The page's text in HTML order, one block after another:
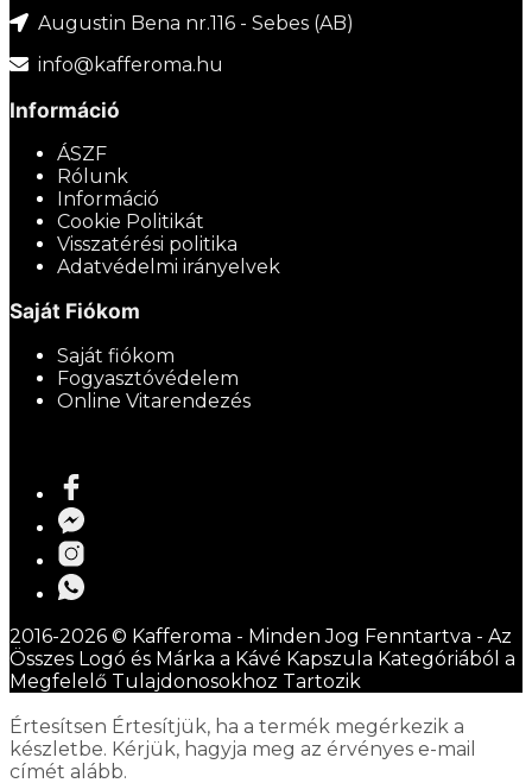
Augustin Bena nr.116 - Sebes (AB)
info@kafferoma.hu
Információ
ÁSZF
Rólunk
Információ
Cookie Politikát
Visszatérési politika
Adatvédelmi irányelvek
Saját Fiókom
Saját fiókom
Fogyasztóvédelem
Online Vitarendezés
2016-2026 © Kafferoma - Minden Jog Fenntartva - Az
Összes Logó és Márka a Kávé Kapszula Kategóriából a
Megfelelő Tulajdonosokhoz Tartozik
Értesítsen Értesítjük, ha a termék megérkezik a
készletbe. Kérjük, hagyja meg az érvényes e-mail
címét alább.